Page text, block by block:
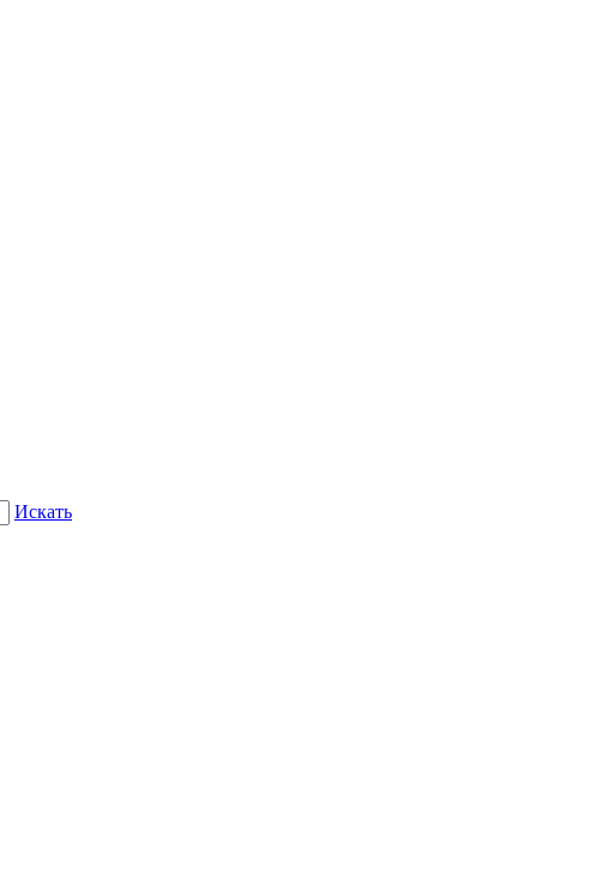
Искать